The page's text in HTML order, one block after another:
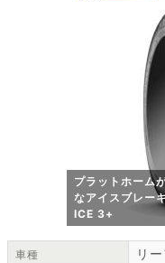
プラットホーム
なアイスブレー
ICE 3+
車種 リー